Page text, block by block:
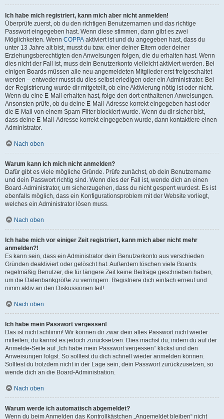
Ich habe mich registriert, kann mich aber nicht anmelden!
Überprüfe zuerst, ob du den richtigen Benutzernamen und das richtige
Passwort eingegeben hast. Wenn diese stimmen, dann gibt es zwei
Möglichkeiten. Wenn COPPA aktiviert ist und du angegeben hast, dass du
unter 13 Jahre alt bist, musst du bzw. einer deiner Eltern oder deiner
Erziehungsberechtigten den Anweisungen folgen, die du erhalten hast. Wenn
dies nicht der Fall ist, muss dein Benutzerkonto vielleicht aktiviert werden. Bei
einigen Boards müssen alle neu angemeldeten Mitglieder erst freigeschaltet
werden – entweder musst du dies selbst erledigen oder ein Administrator. Bei
der Registrierung wurde dir mitgeteilt, ob eine Aktivierung nötig ist oder nicht.
Wenn du eine E-Mail erhalten hast, folge den dort enthaltenen Anweisungen.
Ansonsten prüfe, ob du deine E-Mail-Adresse korrekt eingegeben hast oder
die E-Mail von einem Spam-Filter blockiert wurde. Wenn du dir sicher bist,
dass deine E-Mail-Adresse korrekt eingegeben wurde, dann kontaktiere einen
Administrator.
Nach oben
Warum kann ich mich nicht anmelden?
Dafür gibt es viele mögliche Gründe. Prüfe zunächst, ob dein Benutzername
und dein Passwort richtig sind. Wenn dies der Fall ist, wende dich an einen
Board-Administrator, um sicherzugehen, dass du nicht gesperrt wurdest. Es ist
ebenfalls möglich, dass ein Konfigurationsproblem mit der Website vorliegt,
welches ein Administrator lösen muss.
Nach oben
Ich habe mich vor einiger Zeit registriert, kann mich aber nicht mehr
anmelden?!
Es kann sein, dass ein Administrator dein Benutzerkonto aus verschieden
Gründen deaktiviert oder gelöscht hat. Außerdem löschen viele Boards
regelmäßig Benutzer, die für längere Zeit keine Beiträge geschrieben haben,
um die Datenbankgröße zu verringern. Registriere dich einfach erneut und
nimm aktiv an den Diskussionen teil!
Nach oben
Ich habe mein Passwort vergessen!
Das ist nicht schlimm! Wir können dir zwar dein altes Passwort nicht wieder
mitteilen, du kannst es jedoch zurücksetzen. Dies machst du, indem du auf der
Anmelde-Seite auf „Ich habe mein Passwort vergessen“ klickst und den
Anweisungen folgst. So solltest du dich schnell wieder anmelden können.
Solltest du trotzdem nicht in der Lage sein, dein Passwort zurückzusetzen, so
wende dich an die Board-Administration.
Nach oben
Warum werde ich automatisch abgemeldet?
Wenn du beim Anmelden das Kontrollkästchen „Angemeldet bleiben“ nicht